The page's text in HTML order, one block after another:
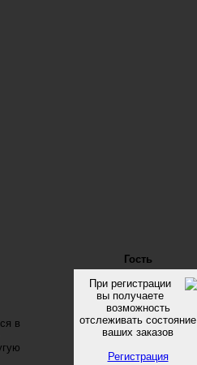
в
Гость
При регистрации
вы получаете
возможность
отслеживать состояние
ваших заказов
Регистрация